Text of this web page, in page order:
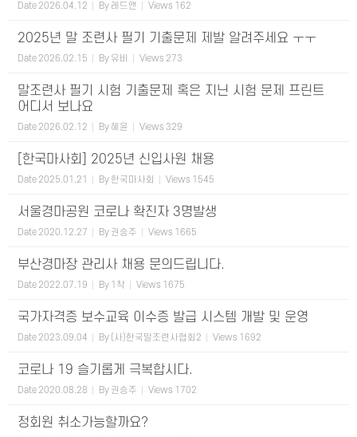
Date 2026.04.12 By 레드앤 Views 162
2025년 말 조련사 필기 기출문제 제발 알려주세요 ㅜㅜ
Date 2026.02.15 By 유비 Views 273
말조련사 필기 시험 기출문제 혹은 지닌 시험 문제 프린트
어디서 보나요
Date 2026.02.12 By 혜윤 Views 329
[한국마사회] 2025년 신입사원 채용
Date 2025.01.21 By 한국마사회 Views 1545
서울경마공원 코로나 확진자 3명발생
Date 2020.12.27 By 권승주 Views 1665
부산경마장 관리사 채용 문의드립니다.
Date 2022.07.19 By 1착 Views 1675
국가자격증 보수교육 이수증 발급 시스템 개발 및 운영
Date 2023.09.04 By (사)한국말조련사협회2 Views 1692
코로나 19 슬기롭게 극복합시다.
Date 2020.08.28 By 권승주 Views 1702
정회원 취소가능할까요?